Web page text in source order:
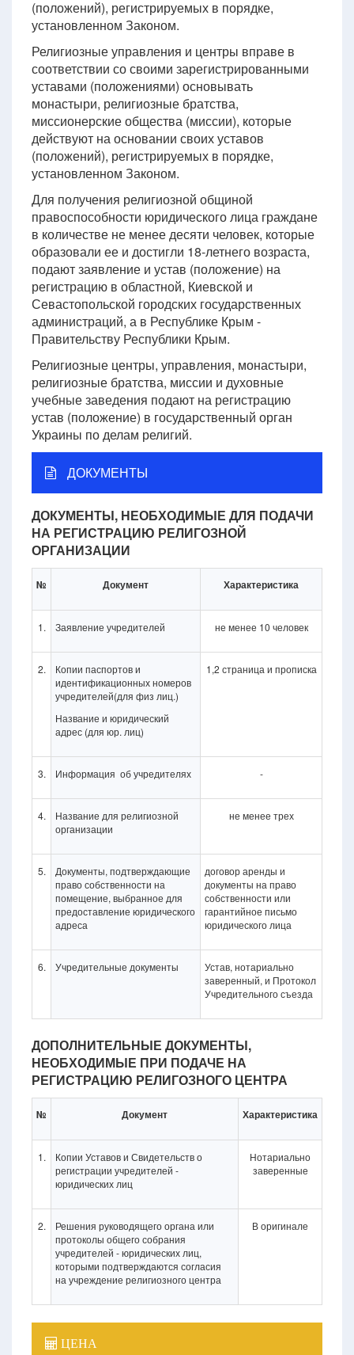
(положений), регистрируемых в порядке,
установленном Законом.
Религиозные управления и центры вправе в
соответствии со своими зарегистрированными
уставами (положениями) основывать
монастыри, религиозные братства,
миссионерские общества (миссии), которые
действуют на основании своих уставов
(положений), регистрируемых в порядке,
установленном Законом.
Для получения религиозной общиной
правоспособности юридического лица граждане
в количестве не менее десяти человек, которые
образовали ее и достигли 18-летнего возраста,
подают заявление и устав (положение) на
регистрацию в областной, Киевской и
Севастопольской городских государственных
администраций, а в Республике Крым -
Правительству Республики Крым.
Религиозные центры, управления, монастыри,
религиозные братства, миссии и духовные
учебные заведения подают на регистрацию
устав (положение) в государственный орган
Украины по делам религий.
ДОКУМЕНТЫ
ДОКУМЕНТЫ, НЕОБХОДИМЫЕ ДЛЯ ПОДАЧИ
НА РЕГИСТРАЦИЮ РЕЛИГОЗНОЙ
ОРГАНИЗАЦИИ
№ Документ Характеристика
1. Заявление учредителей не менее 10 человек
2.
Копии паспортов и
идентификационных номеров
учредителей(для физ лиц.)
Название и юридический
адрес (для юр. лиц)
1,2 страница и прописка
3. Информация об учредителях -
4.
Название для религиозной
организации
не менее трех
5.
Документы, подтверждающие
право собственности на
помещение, выбранное для
предоставление юридического
адреса
договор аренды и
документы на право
собственности или
гарантийное письмо
юридического лица
6. Учредительные документы
Устав, нотариально
заверенный, и Протокол
Учредительного съезда
ДОПОЛНИТЕЛЬНЫЕ ДОКУМЕНТЫ,
НЕОБХОДИМЫЕ ПРИ ПОДАЧЕ НА
РЕГИСТРАЦИЮ РЕЛИГОЗНОГО ЦЕНТРА
№ Документ Характеристика
1.
Копии Уставов и Свидетельств о
регистрации учредителей -
юридических лиц
Нотариально
заверенные
2.
Решения руководящего органа или
протоколы общего собрания
учредителей - юридических лиц,
которыми подтверждаются согласия
на учреждение религиозного центра
В оригинале
ЦЕНА